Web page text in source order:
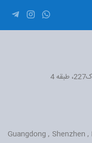
4
Guangdong , Shenzhen